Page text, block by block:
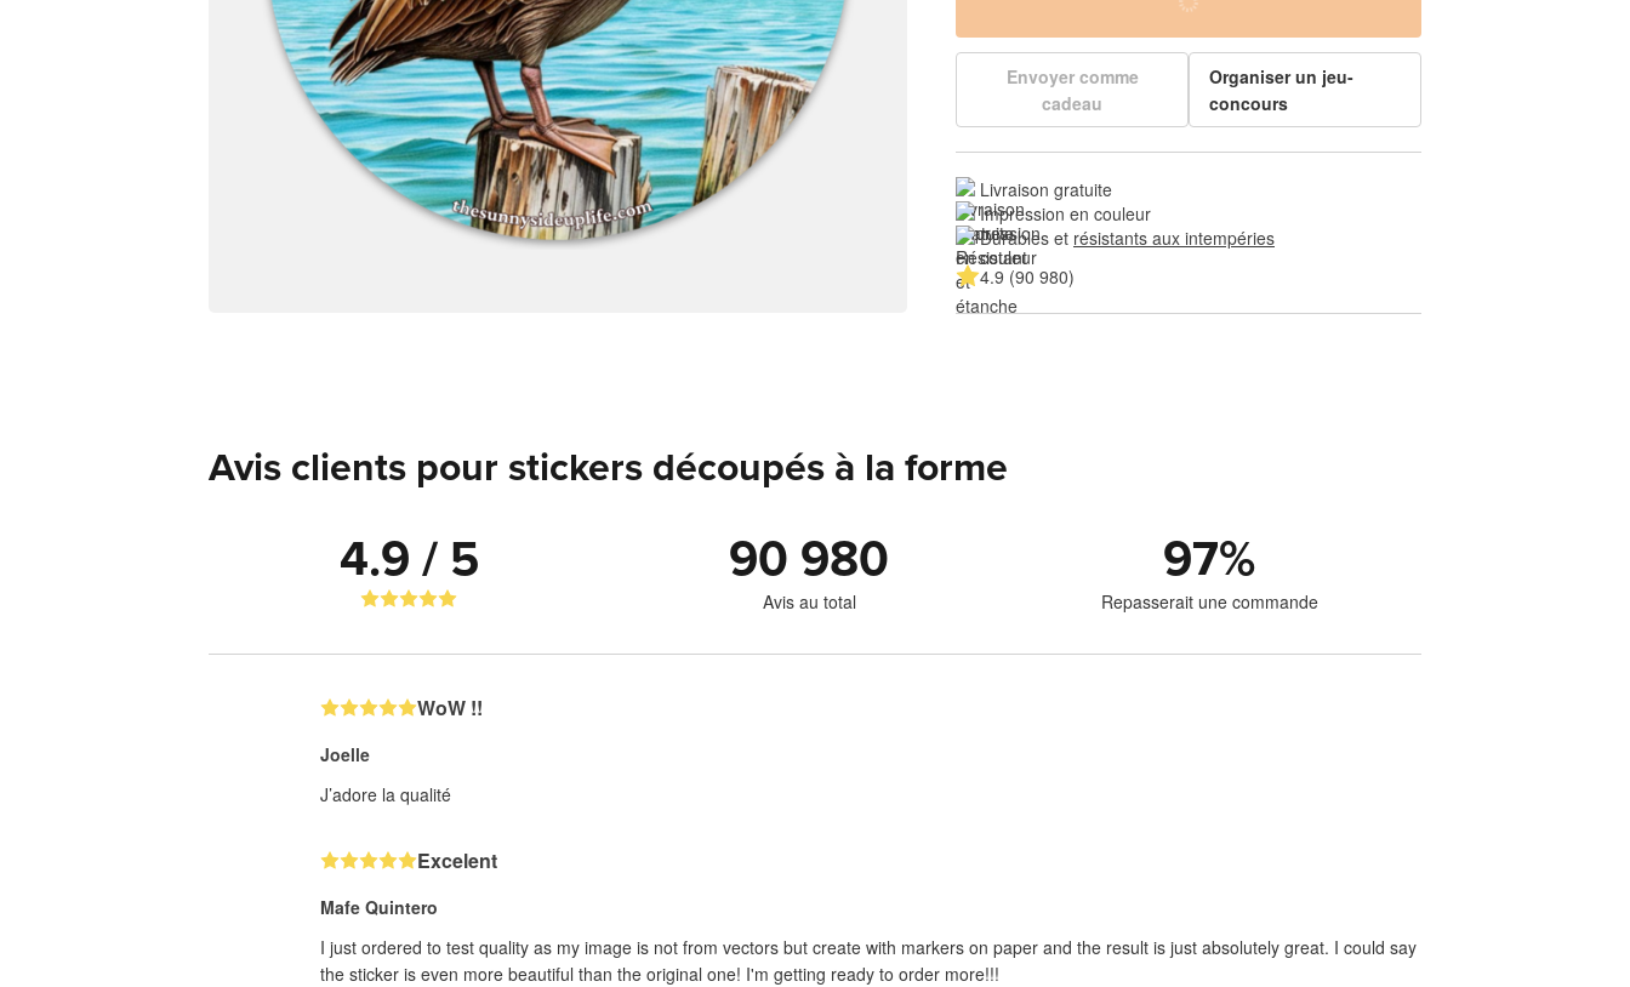
Envoyer comme
cadeau
Organiser un jeu-
concours
Livraison gratuite
Impression en couleur
Durables et résistants aux intempéries
4.9 (90 980)
Avis clients pour stickers découpés à la forme
4.9 / 5 90 980
Avis au total
97%
Repasserait une commande
WoW !!
Joelle
J’adore la qualité
Excelent
Mafe Quintero
I just ordered to test quality as my image is not from vectors but create with markers on paper and the result is just absolutely great. I could say
the sticker is even more beautiful than the original one! I'm getting ready to order more!!!